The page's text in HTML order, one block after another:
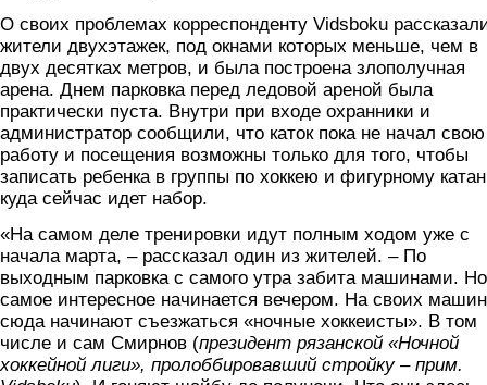
О своих проблемах корреспонденту Vidsboku
жители двухэтажек, под окнами которых меньше, чем в
двух десятках метров, и была построена злополучная
арена. Днем парковка перед ледовой ареной была
практически пуста. Внутри при входе охранники и
администратор сообщили, что каток пока не начал свою
работу и посещения возможны только для того, чтобы
записать ребенка в группы по хоккею и фигурному
куда сейчас идет набор.
«На самом деле тренировки идут полным ходом уже с
начала марта, – рассказал один из жителей. – По
выходным парковка с самого утра забита машинами. Но
самое интересное начинается вечером. На своих
сюда начинают съезжаться «ночные хоккеисты». В том
числе и сам Смирнов (президент рязанской «Ночной
хоккейной лиги», пролоббировавший стройку – прим.